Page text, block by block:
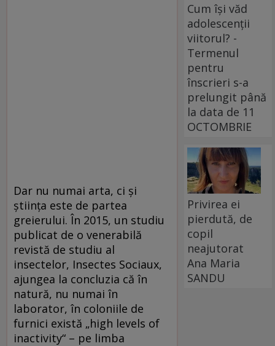
Dar nu numai arta, ci și
știința este de partea
greierului. În 2015, un studiu
publicat de o venerabilă
revistă de studiu al
insectelor, Insectes Sociaux,
ajungea la concluzia că în
natură, nu numai în
laborator, în coloniile de
furnici există „high levels of
inactivity“ – pe limba
Cum își văd
adolescenții
viitorul? -
Termenul
pentru
înscrieri s-a
prelungit până
la data de 11
OCTOMBRIE
Privirea ei
pierdută, de
copil
neajutorat
Ana Maria
SANDU